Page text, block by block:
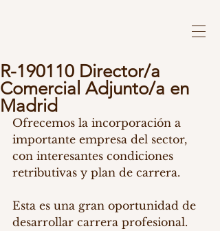
R-190110 Director/a
Comercial Adjunto/a en
Madrid
Ofrecemos la incorporación a
importante empresa del sector,
con interesantes condiciones
retributivas y plan de carrera.
Esta es una gran oportunidad de
desarrollar carrera profesional.